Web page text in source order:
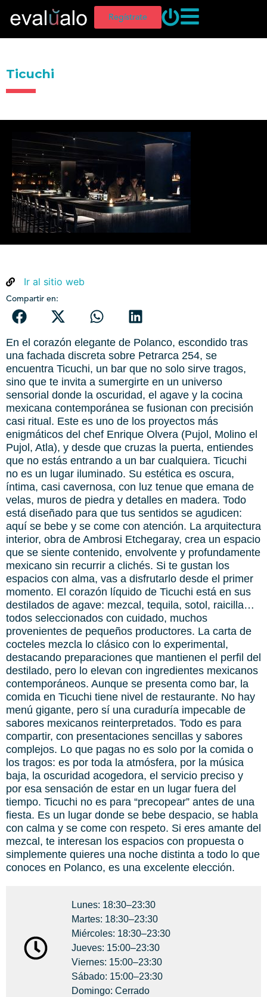
Regístrate
Ticuchi
Ir al sitio web
Compartir en:
En el corazón elegante de Polanco, escondido tras
una fachada discreta sobre Petrarca 254, se
encuentra Ticuchi, un bar que no solo sirve tragos,
sino que te invita a sumergirte en un universo
sensorial donde la oscuridad, el agave y la cocina
mexicana contemporánea se fusionan con precisión
casi ritual. Este es uno de los proyectos más
enigmáticos del chef Enrique Olvera (Pujol, Molino el
Pujol, Atla), y desde que cruzas la puerta, entiendes
que no estás entrando a un bar cualquiera. Ticuchi
no es un lugar iluminado. Su estética es oscura,
íntima, casi cavernosa, con luz tenue que emana de
velas, muros de piedra y detalles en madera. Todo
está diseñado para que tus sentidos se agudicen:
aquí se bebe y se come con atención. La arquitectura
interior, obra de Ambrosi Etchegaray, crea un espacio
que se siente contenido, envolvente y profundamente
mexicano sin recurrir a clichés. Si te gustan los
espacios con alma, vas a disfrutarlo desde el primer
momento. El corazón líquido de Ticuchi está en sus
destilados de agave: mezcal, tequila, sotol, raicilla…
todos seleccionados con cuidado, muchos
provenientes de pequeños productores. La carta de
cocteles mezcla lo clásico con lo experimental,
destacando preparaciones que mantienen el perfil del
destilado, pero lo elevan con ingredientes mexicanos
contemporáneos. Aunque se presenta como bar, la
comida en Ticuchi tiene nivel de restaurante. No hay
menú gigante, pero sí una curaduría impecable de
sabores mexicanos reinterpretados. Todo es para
compartir, con presentaciones sencillas y sabores
complejos. Lo que pagas no es solo por la comida o
los tragos: es por toda la atmósfera, por la música
baja, la oscuridad acogedora, el servicio preciso y
por esa sensación de estar en un lugar fuera del
tiempo. Ticuchi no es para “precopear” antes de una
fiesta. Es un lugar donde se bebe despacio, se habla
con calma y se come con respeto. Si eres amante del
mezcal, te interesan los espacios con propuesta o
simplemente quieres una noche distinta a todo lo que
conoces en Polanco, es una excelente elección.
Lunes: 18:30–23:30
Martes: 18:30–23:30
Miércoles: 18:30–23:30
Jueves: 15:00–23:30
Viernes: 15:00–23:30
Sábado: 15:00–23:30
Domingo: Cerrado